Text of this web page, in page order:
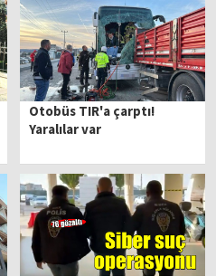
Otobüs TIR'a çarptı!
Yaralılar var